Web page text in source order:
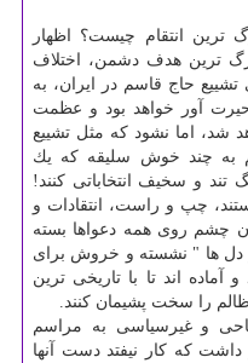
انتقام چیست؟ اظهار
ترین هدف دشمن، اختلاف
حاج قاسم در ایران، به
آور خواهد بود و عظمت
شد، اما نشود كه مثل تشییع
به چند خوش سلیقه كه یك
تند و سخیف انتخاباتی كنند!
چپ و راست، انتقادات و
چشم روی همه دعواها بسته
دل ها " نشسته و خروش برای
آماده اند تا با تاریخی ترین
را سخت پشیمان كنند.
و غیرسیاسی به مراسم
داشت كه كار نیفتد دست آنها